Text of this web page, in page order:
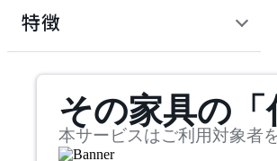
アルテック
mm
検索
~
特徴
その家具の「
本サービスはご利用対象者